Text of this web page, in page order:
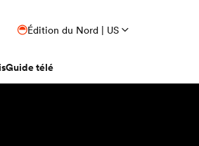
Édition du Nord | US
Guide télé